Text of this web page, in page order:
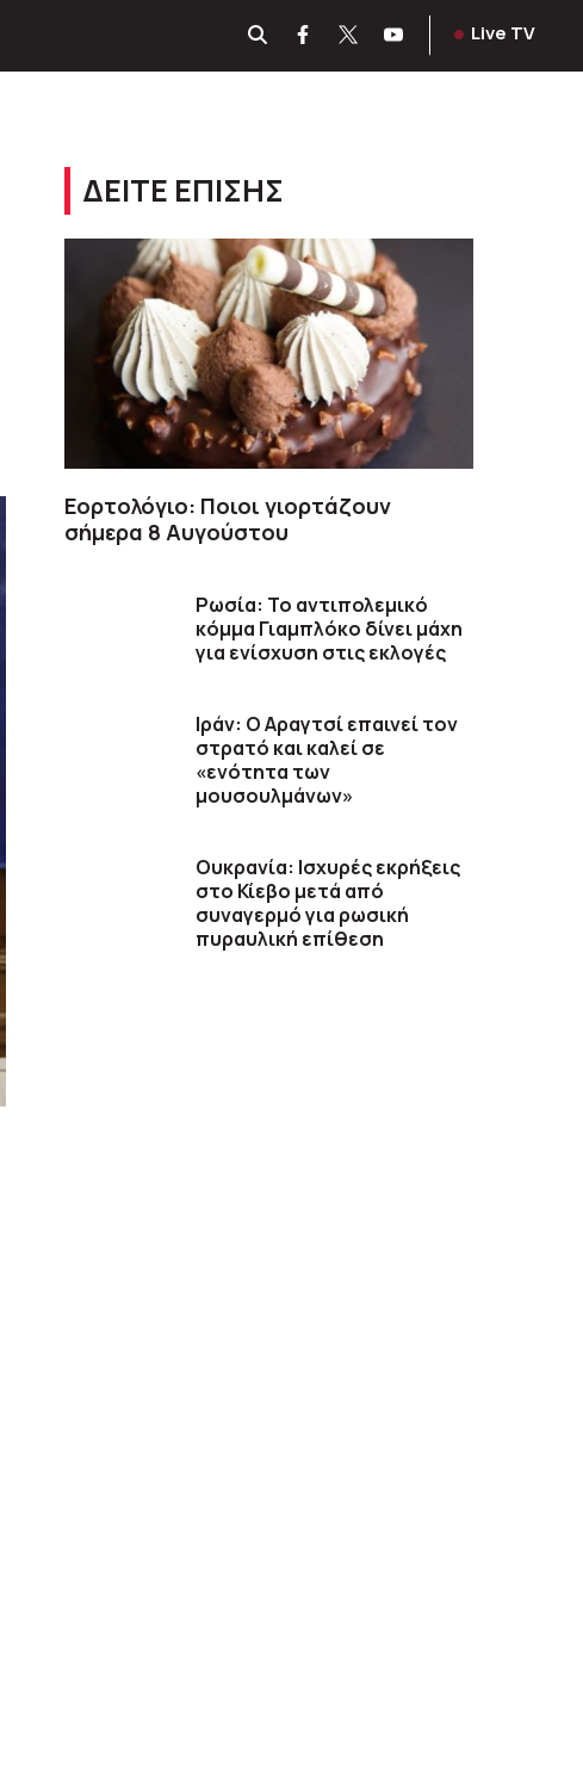
Live TV
ΔΕΙΤΕ ΕΠΙΣΗΣ
Εορτολόγιο: Ποιοι γιορτάζουν
σήμερα 8 Αυγούστου
Ρωσία: Το αντιπολεμικό
κόμμα Γιαμπλόκο δίνει μάχη
για ενίσχυση στις εκλογές
Ιράν: Ο Αραγτσί επαινεί τον
στρατό και καλεί σε
«ενότητα των
μουσουλμάνων»
Ουκρανία: Ισχυρές εκρήξεις
στο Κίεβο μετά από
συναγερμό για ρωσική
πυραυλική επίθεση